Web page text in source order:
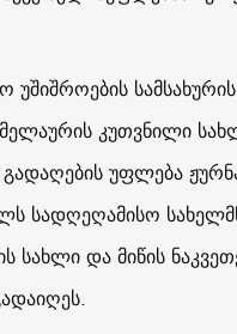
უშიშროების
კუთვნილი
გადაღების უფლება
სადღეღამისო
სახლი და მიწის